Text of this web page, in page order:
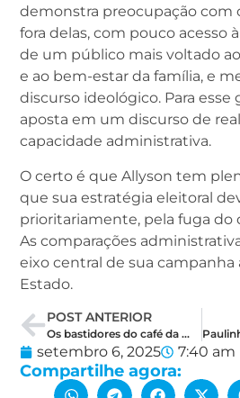
demonstra preocupação com
fora delas, com pouco acesso
de um público mais voltado
e ao bem-estar da família, e
discurso ideológico. Para esse
aposta em um discurso de
capacidade administrativa.
O certo é que Allyson tem
que sua estratégia eleitoral
prioritariamente, pela fuga do
As comparações
eixo central de sua campanha
Estado.
POST ANTERIOR
Os bastidores do café da manhã em Pau dos Ferros de Marianna e Fátima
setembro 6, 2025 7:40 am
Compartilhe agora: